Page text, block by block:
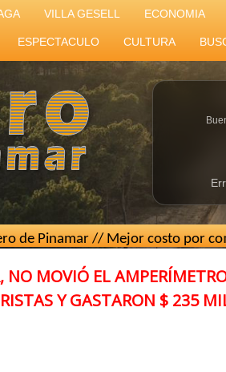
VILLA GESELL ECONOMIA
ESPECTACULO CULTURA
// Mejor costo por contacto //
NO MOVIÓ EL
Y GASTARON $ 235